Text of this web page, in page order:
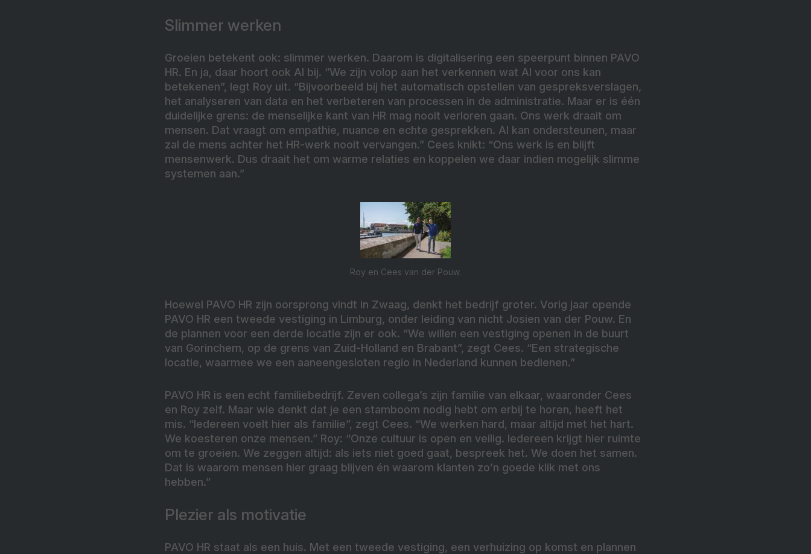
Slimmer werken
Groeien betekent ook: slimmer werken. Daarom is digitalisering een speerpunt binnen PAVO
HR. En ja, daar hoort ook AI bij. “We zijn volop aan het verkennen wat AI voor ons kan
betekenen”, legt Roy uit. “Bijvoorbeeld bij het automatisch opstellen van gespreksverslagen,
het analyseren van data en het verbeteren van processen in de administratie. Maar er is één
duidelijke grens: de menselijke kant van HR mag nooit verloren gaan. Ons werk draait om
mensen. Dat vraagt om empathie, nuance en echte gesprekken. AI kan ondersteunen, maar
zal de mens achter het HR-werk nooit vervangen.” Cees knikt: “Ons werk is en blijft
mensenwerk. Dus draait het om warme relaties en koppelen we daar indien mogelijk slimme
systemen aan.”
Roy en Cees van der Pouw.
Hoewel PAVO HR zijn oorsprong vindt in Zwaag, denkt het bedrijf groter. Vorig jaar opende
PAVO HR een tweede vestiging in Limburg, onder leiding van nicht Josien van der Pouw. En
de plannen voor een derde locatie zijn er ook. “We willen een vestiging openen in de buurt
van Gorinchem, op de grens van Zuid-Holland en Brabant”, zegt Cees. “Een strategische
locatie, waarmee we een aaneengesloten regio in Nederland kunnen bedienen.”
PAVO HR is een echt familiebedrijf. Zeven collega’s zijn familie van elkaar, waaronder Cees
en Roy zelf. Maar wie denkt dat je een stamboom nodig hebt om erbij te horen, heeft het
mis. “Iedereen voelt hier als familie”, zegt Cees. “We werken hard, maar altijd met het hart.
We koesteren onze mensen.” Roy: “Onze cultuur is open en veilig. Iedereen krijgt hier ruimte
om te groeien. We zeggen altijd: als iets niet goed gaat, bespreek het. We doen het samen.
Dat is waarom mensen hier graag blijven én waarom klanten zo’n goede klik met ons
hebben.”
Plezier als motivatie
PAVO HR staat als een huis. Met een tweede vestiging, een verhuizing op komst en plannen